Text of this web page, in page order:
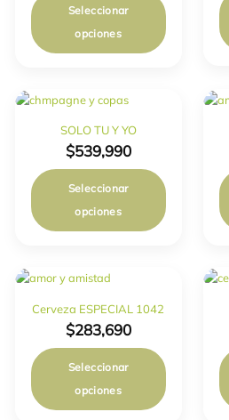
Seleccionar
opciones
SOLO TU Y YO
$539,990
Seleccionar
opciones
Cerveza ESPECIAL 1042
$283,690
Seleccionar
opciones